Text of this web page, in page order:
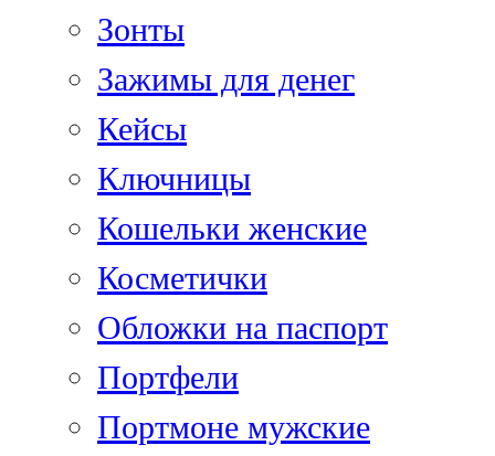
Зонты
Зажимы для денег
Кейсы
Ключницы
Кошельки женские
Косметички
Обложки на паспорт
Портфели
Портмоне мужские